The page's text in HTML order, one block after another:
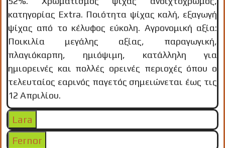
κατηγορίας Extra. Ποιότητα ψίχας καλή, εξαγωγή
ψίχας από το κέλυφος εύκολη. Αγρονομική αξία:
Ποικιλία μεγάλης αξίας, παραγωγική,
πλαγιόκαρπη, ημιόψιμη, κατάλληλη για
ημιορεινές και πολλές ορεινές περιοχές όπου ο
τελευταίος εαρινός παγετός σημειώνεται έως τις
12 Απριλίου.
Lara
Fernor